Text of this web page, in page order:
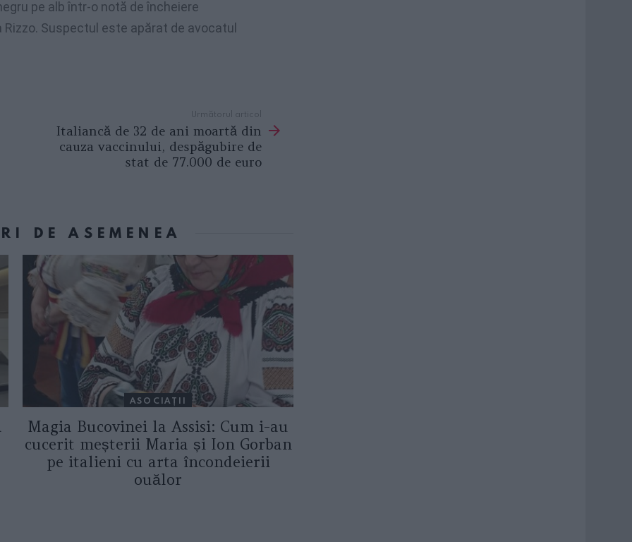
pe alb într-o notă de încheiere
Suspectul este apărat de avocatul
Următorul articol
Italiancă de 32 de ani moartă din
cauza vaccinului, despăgubire de
stat de 77.000 de euro
DE ASEMENEA
ASOCIAŢII
Magia Bucovinei la Assisi: Cum i-au
cucerit meșterii Maria și Ion Gorban
pe italieni cu arta încondeierii
ouălor